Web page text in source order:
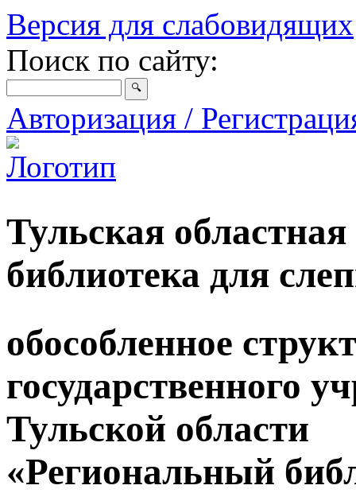
Версия для слабовидящих
Поиск по сайту:
Авторизация /
Тульская
библиотека для
обособленное
государственного
Тульской области
«Региональный